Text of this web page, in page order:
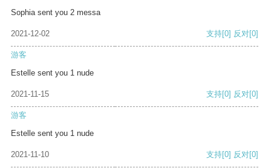
Sophia sent you 2 messa
2021-12-02 支持[0] 反对[0]
游客
Estelle sent you 1 nude
2021-11-15 支持[0] 反对[0]
游客
Estelle sent you 1 nude
2021-11-10 支持[0] 反对[0]